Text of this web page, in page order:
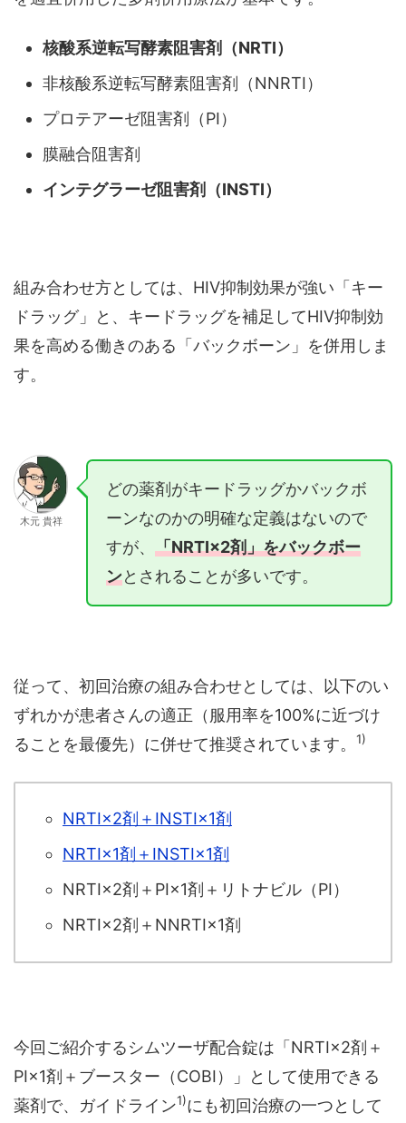
核酸系逆転写酵素阻害剤（NRTI）
非核酸系逆転写酵素阻害剤（NNRTI）
プロテアーゼ阻害剤（PI）
膜融合阻害剤
インテグラーゼ阻害剤（INSTI）
組み合わせ方としては、HIV抑制効果が強い「キー
ドラッグ」と、キードラッグを補足してHIV抑制効
果を高める働きのある「バックボーン」を併用しま
す。
木元 貴祥
どの薬剤がキードラッグかバックボ
ーンなのかの明確な定義はないので
すが、 「NRTI×2剤」をバックボー
ンとされることが多いです。
従って、初回治療の組み合わせとしては、以下のい
ずれかが患者さんの適正（服用率を100%に近づけ
ることを最優先）に併せて推奨されています。
1)
NRTI×2剤＋INSTI×1剤
NRTI×1剤＋INSTI×1剤
NRTI×2剤＋PI×1剤＋リトナビル（PI）
NRTI×2剤＋NNRTI×1剤
今回ご紹介するシムツーザ配合錠は「NRTI×2剤＋
PI×1剤＋ブースター（COBI）」として使用できる
薬剤で、ガイドライン1)にも初回治療の一つとして